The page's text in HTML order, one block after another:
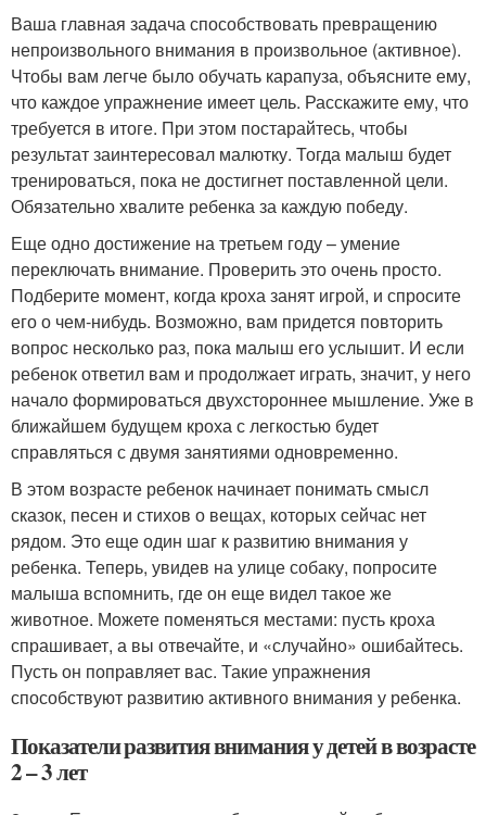
Ваша главная задача способствовать превращению
непроизвольного внимания в произвольное (активное).
Чтобы вам легче было обучать карапуза, объясните ему,
что каждое упражнение имеет цель. Расскажите ему, что
требуется в итоге. При этом постарайтесь, чтобы
результат заинтересовал малютку. Тогда малыш будет
тренироваться, пока не достигнет поставленной цели.
Обязательно хвалите ребенка за каждую победу.
Еще одно достижение на третьем году – умение
переключать внимание. Проверить это очень просто.
Подберите момент, когда кроха занят игрой, и спросите
его о чем-нибудь. Возможно, вам придется повторить
вопрос несколько раз, пока малыш его услышит. И если
ребенок ответил вам и продолжает играть, значит, у него
начало формироваться двухстороннее мышление. Уже в
ближайшем будущем кроха с легкостью будет
справляться с двумя занятиями одновременно.
В этом возрасте ребенок начинает понимать смысл
сказок, песен и стихов о вещах, которых сейчас нет
рядом. Это еще один шаг к развитию внимания у
ребенка. Теперь, увидев на улице собаку, попросите
малыша вспомнить, где он еще видел такое же
животное. Можете поменяться местами: пусть кроха
спрашивает, а вы отвечайте, и «случайно» ошибайтесь.
Пусть он поправляет вас. Такие упражнения
способствуют развитию активного внимания у ребенка.
Показатели развития внимания у детей в возрасте
2 – 3 лет